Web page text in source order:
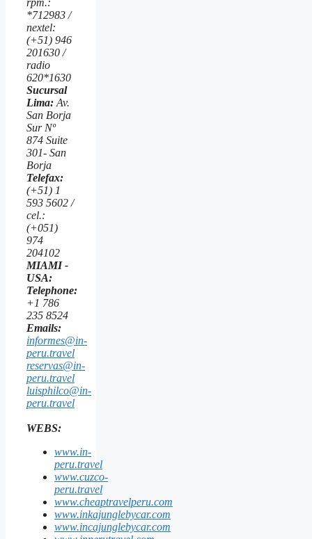
*712983 /
nextel:
(+51) 946
201630 /
radio
620*1630
Sucursal
Lima: Av.
San Borja
Sur Nº
874 Suite
301- San
Borja
Telefax:
(+51) 1
593 5602 /
cel.:
(+051)
974
204102
MIAMI -
USA:
Telephone:
+1 786
235 8524
Emails:
informes@in-
peru.travel
reservas@in-
peru.travel
luisphilco@in-
peru.travel
WEBS:
www.in-
peru.travel
www.cuzco-
peru.travel
www.cheaptravelperu.com
www.inkajunglebycar.com
www.incajunglebycar.com